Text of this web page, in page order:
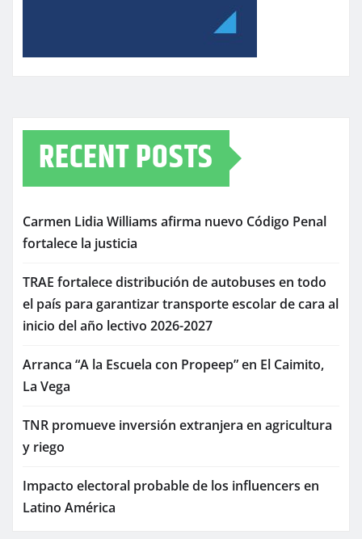
RECENT POSTS
Carmen Lidia Williams afirma nuevo Código Penal
fortalece la justicia
TRAE fortalece distribución de autobuses en todo
el país para garantizar transporte escolar de cara al
inicio del año lectivo 2026-2027
Arranca “A la Escuela con Propeep” en El Caimito,
La Vega
TNR promueve inversión extranjera en agricultura
y riego
Impacto electoral probable de los influencers en
Latino América